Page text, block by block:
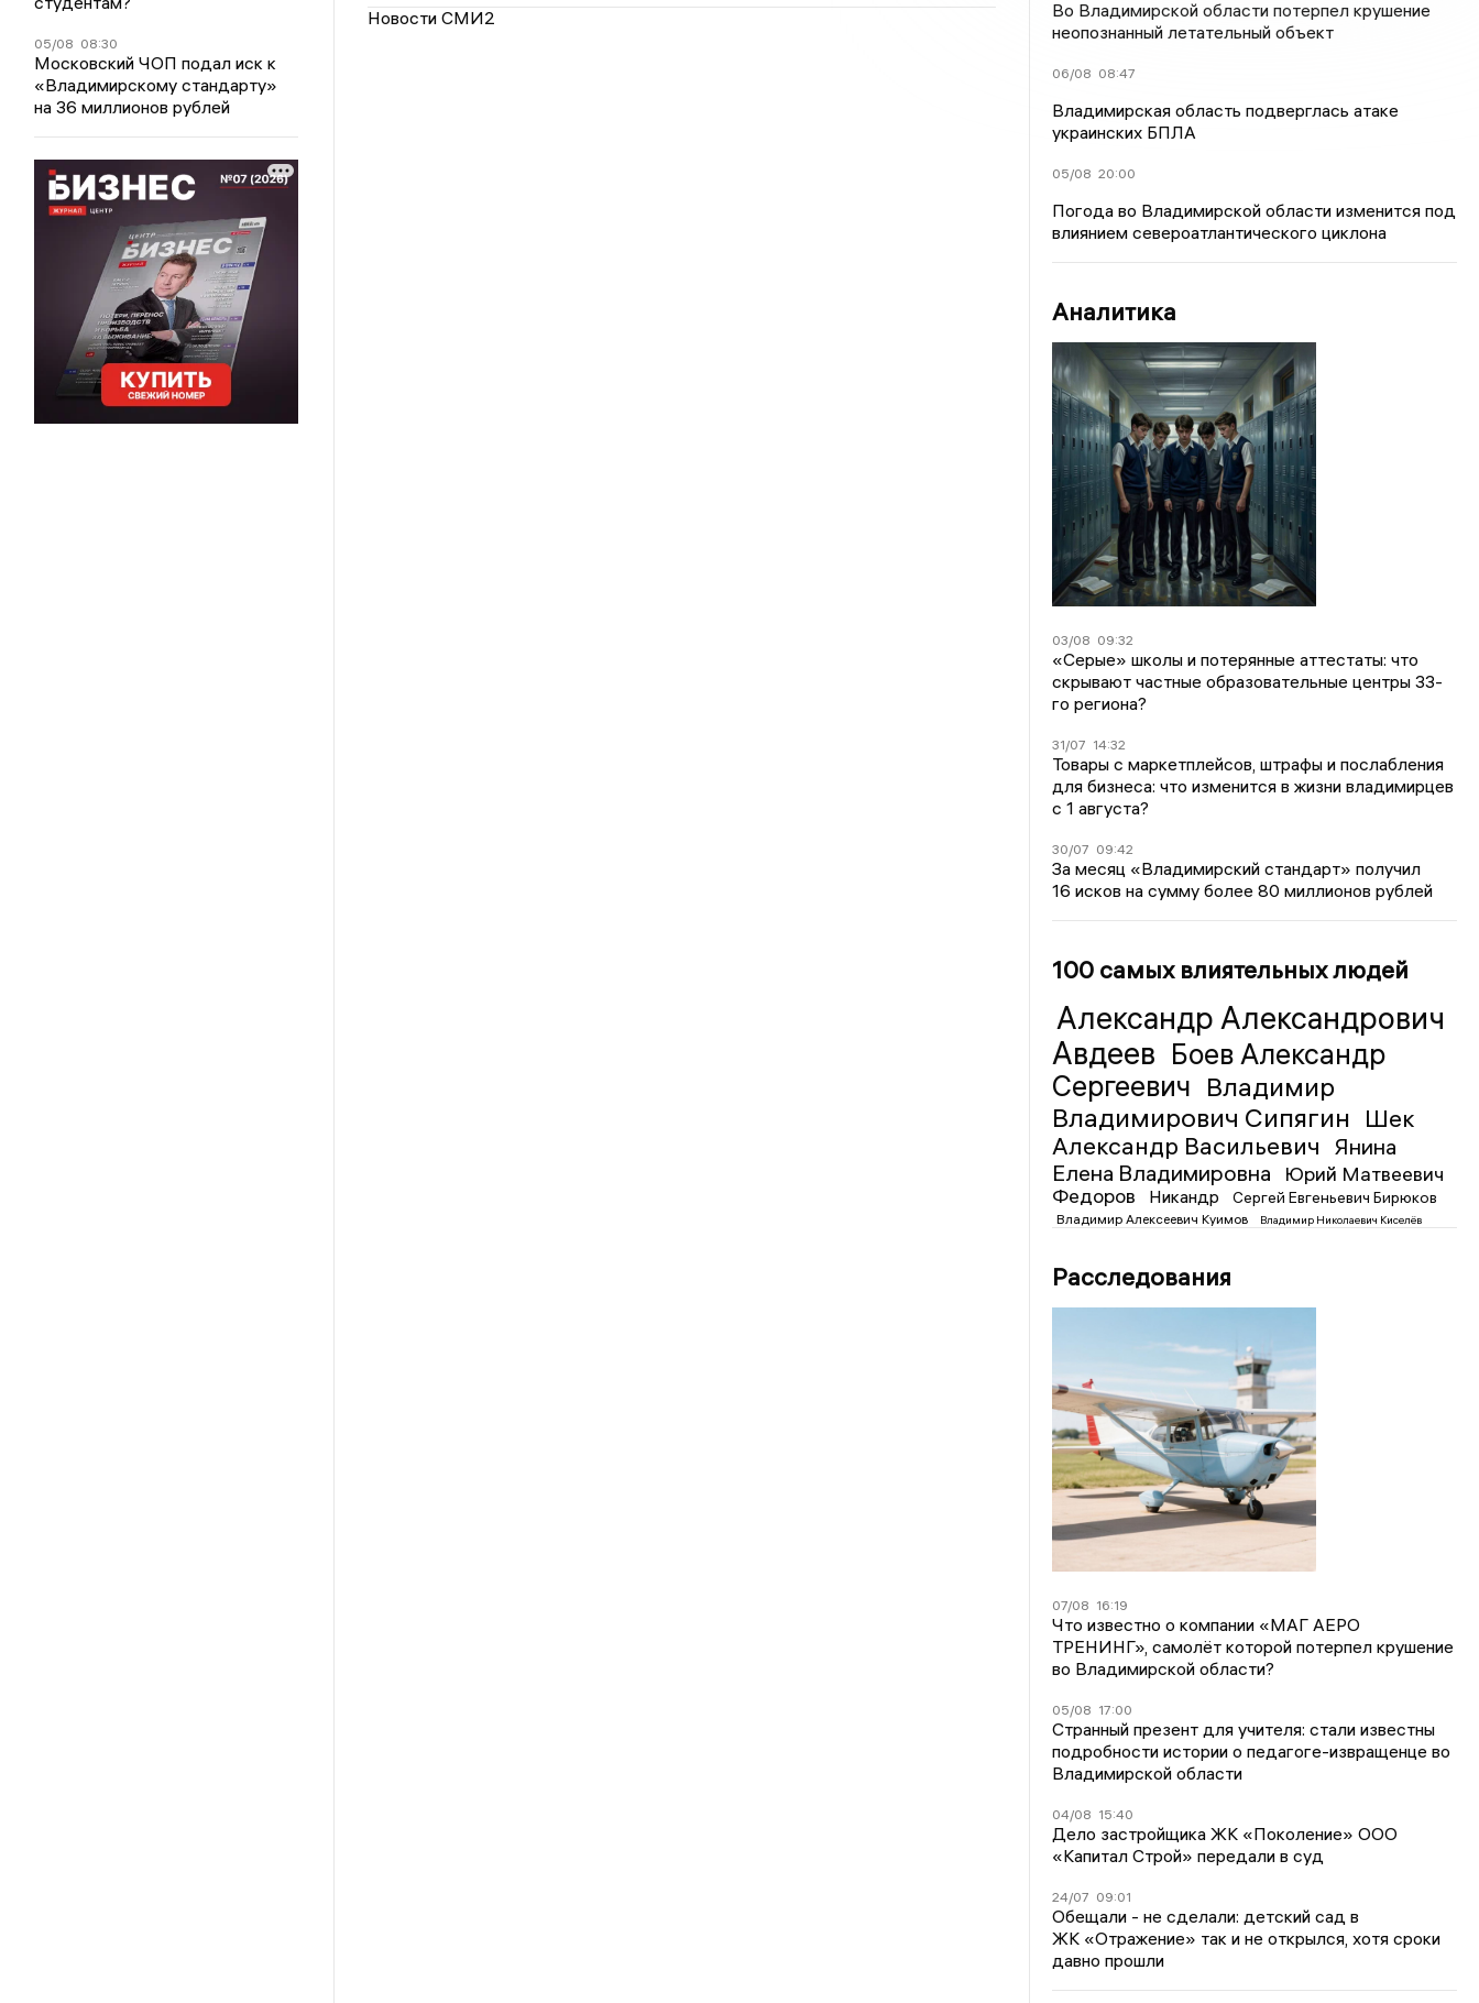
05/08 08:30
Московский ЧОП подал иск к
«Владимирскому стандарту»
на 36 миллионов рублей
Новости СМИ2
Во Владимирской области потерпел крушение
неопознанный летательный объект
06/08 08:47
Владимирская область подверглась атаке
украинских БПЛА
05/08 20:00
Погода во Владимирской области изменится под
влиянием североатлантического циклона
Аналитика
03/08 09:32
«Серые» школы и потерянные аттестаты: что
скрывают частные образовательные центры 33-
го региона?
31/07 14:32
Товары с маркетплейсов, штрафы и послабления
для бизнеса: что изменится в жизни владимирцев
с 1 августа?
30/07 09:42
За месяц «Владимирский стандарт» получил
16 исков на сумму более 80 миллионов рублей
100 самых влиятельных людей
Александр Александрович
Авдеев Боев Александр
Сергеевич Владимир
Владимирович Сипягин Шек
Александр Васильевич
Янина
Елена Владимировна
Юрий Матвеевич
Федоров
Никандр Сергей Евгеньевич Бирюков
Владимир Алексеевич Куимов Владимир Николаевич Киселёв
Расследования
07/08 16:19
Что известно о компании «МАГ АЕРО
ТРЕНИНГ», самолёт которой потерпел крушение
во Владимирской области?
05/08 17:00
Странный презент для учителя: стали известны
подробности истории о педагоге-извращенце во
Владимирской области
04/08 15:40
Дело застройщика ЖК «Поколение» ООО
«Капитал Строй» передали в суд
24/07 09:01
Обещали - не сделали: детский сад в
ЖК «Отражение» так и не открылся, хотя сроки
давно прошли